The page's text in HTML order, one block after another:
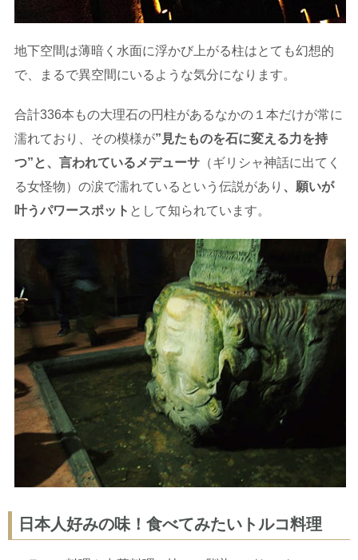
地下空間は薄暗く水面に浮かび上がる柱はとても幻想的
で、まるで異空間にいるような気分になります。
合計336本もの大理石の円柱があるなかの１本だけが常に
濡れており、その模様が”見たものを石に変える力を持
つ”と、言われているメデューサ （ギリシャ神話に出てく
る女怪物）の涙で濡れているという伝説があり 、願いが
叶うパワースポット として知られています。
日本人好みの味！食べてみたいトルコ料理